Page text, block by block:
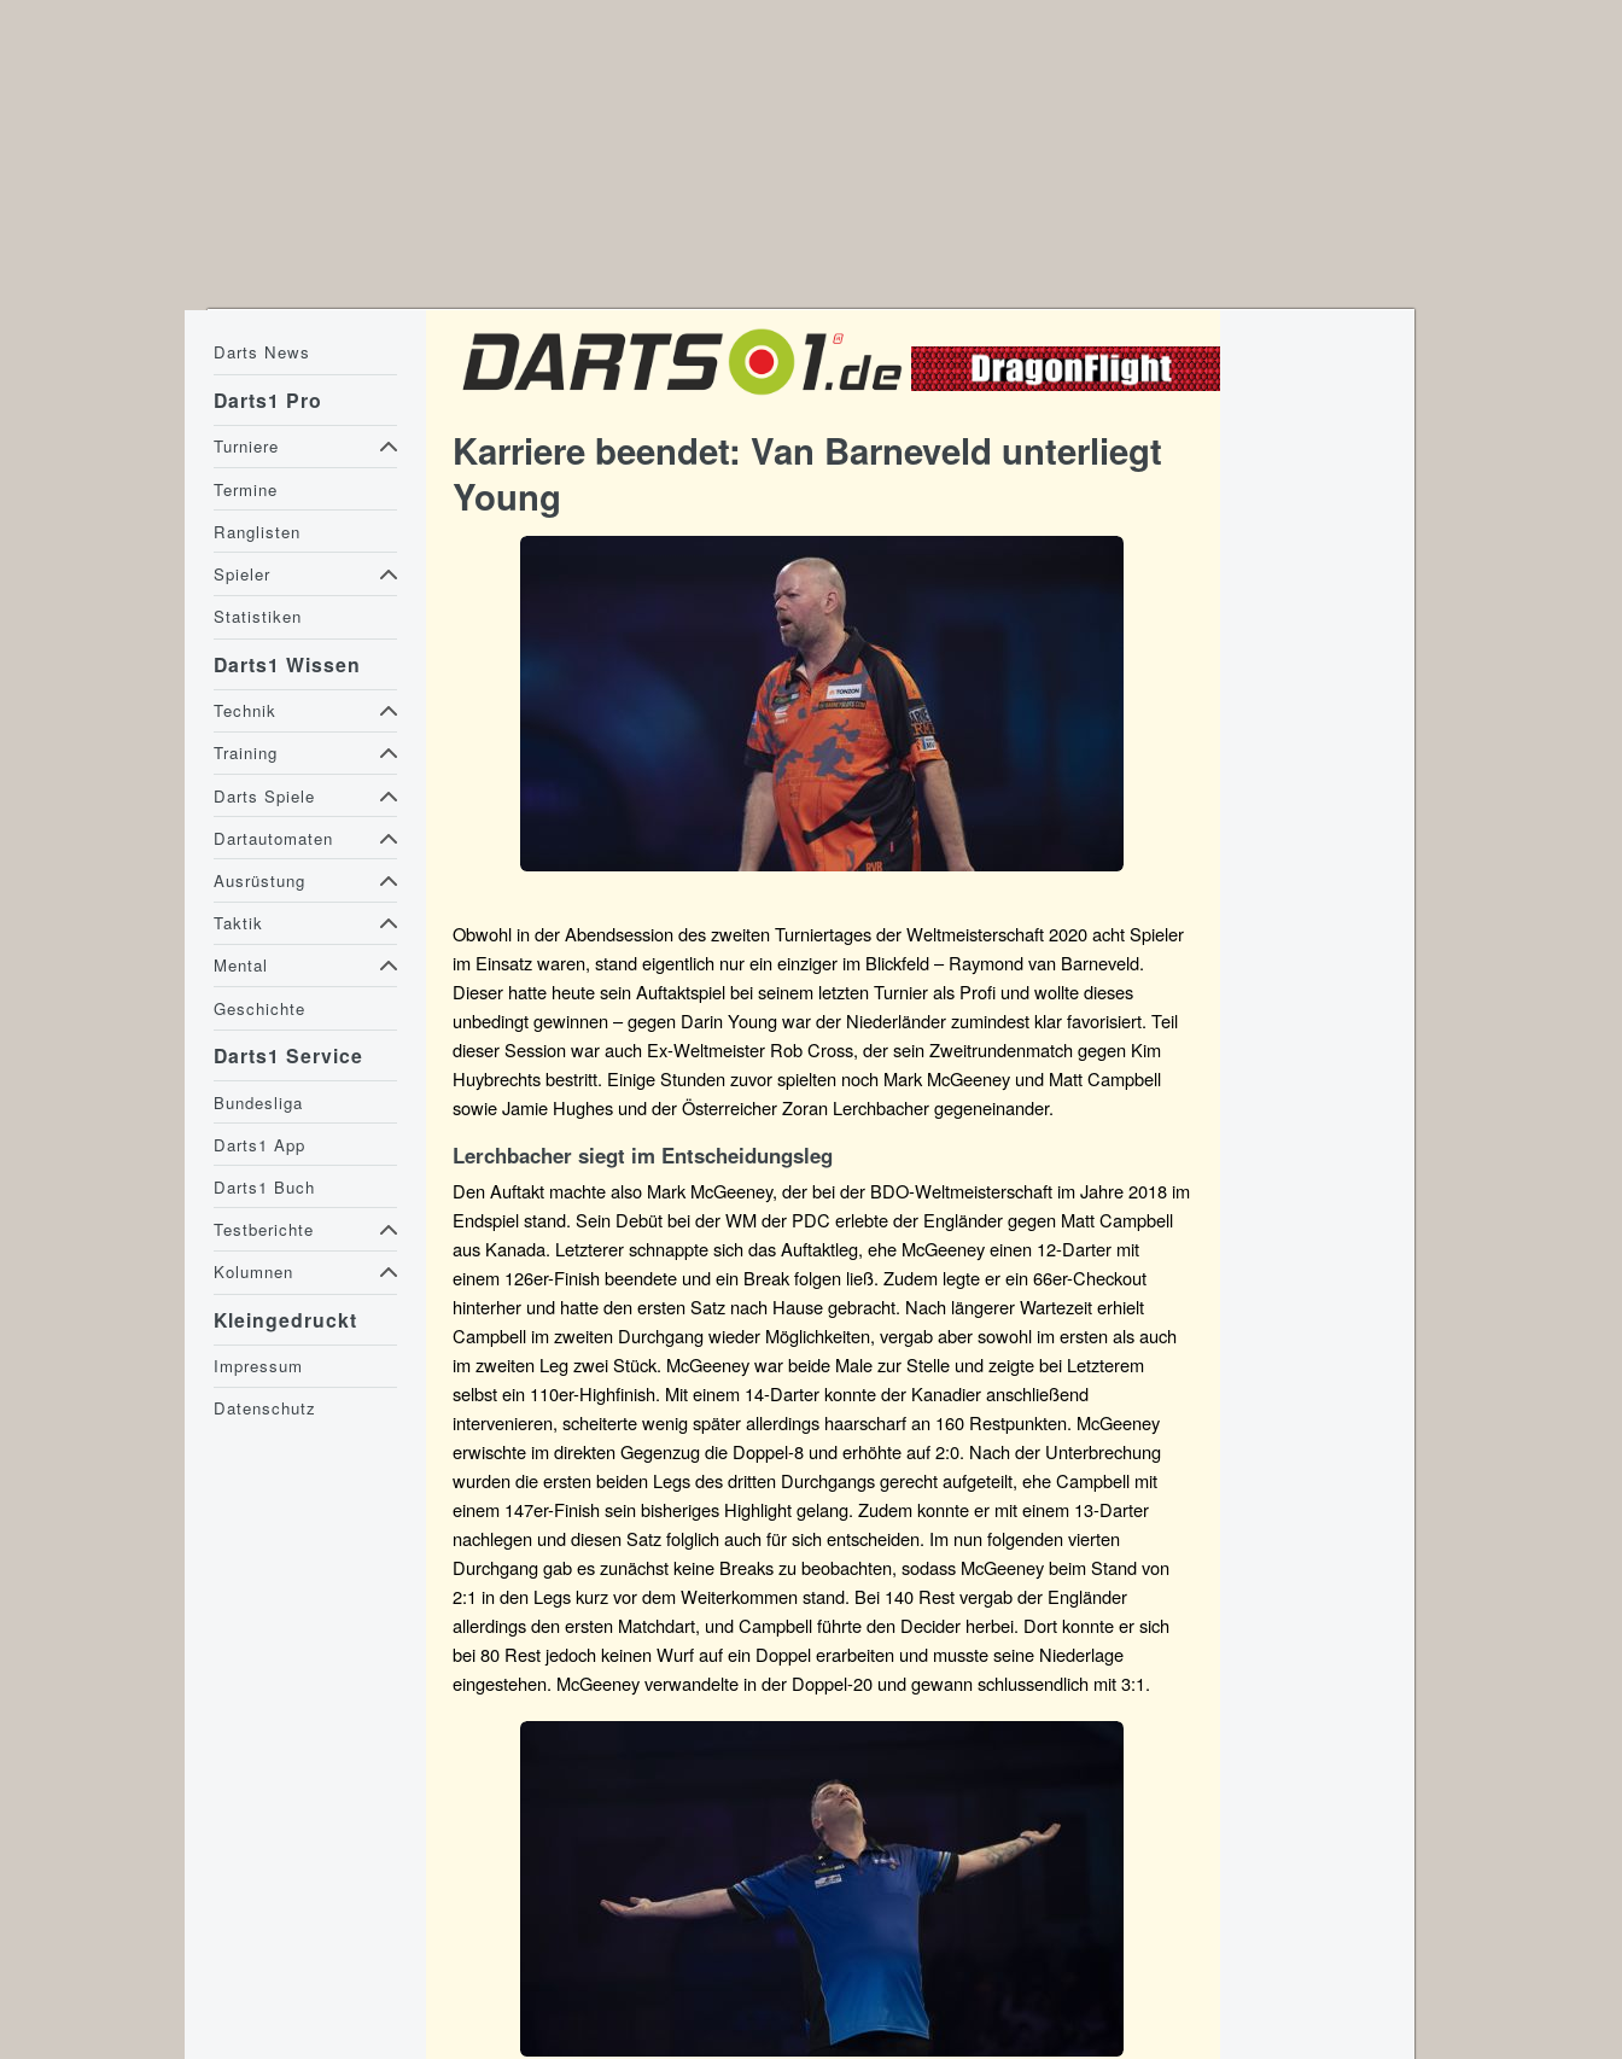
Karriere beendet: Van Barneveld unterliegt
Young
Obwohl in der Abendsession des zweiten Turniertages der Weltmeisterschaft 2020 acht Spieler
im Einsatz waren, stand eigentlich nur ein einziger im Blickfeld – Raymond van Barneveld.
Dieser hatte heute sein Auftaktspiel bei seinem letzten Turnier als Profi und wollte dieses
unbedingt gewinnen – gegen Darin Young war der Niederländer zumindest klar favorisiert. Teil
dieser Session war auch Ex-Weltmeister Rob Cross, der sein Zweitrundenmatch gegen Kim
Huybrechts bestritt. Einige Stunden zuvor spielten noch Mark McGeeney und Matt Campbell
sowie Jamie Hughes und der Österreicher Zoran Lerchbacher gegeneinander.
Lerchbacher siegt im Entscheidungsleg
Den Auftakt machte also Mark McGeeney, der bei der BDO-Weltmeisterschaft im Jahre 2018 im
Endspiel stand. Sein Debüt bei der WM der PDC erlebte der Engländer gegen Matt Campbell
aus Kanada. Letzterer schnappte sich das Auftaktleg, ehe McGeeney einen 12-Darter mit
einem 126er-Finish beendete und ein Break folgen ließ. Zudem legte er ein 66er-Checkout
hinterher und hatte den ersten Satz nach Hause gebracht. Nach längerer Wartezeit erhielt
Campbell im zweiten Durchgang wieder Möglichkeiten, vergab aber sowohl im ersten als auch
im zweiten Leg zwei Stück. McGeeney war beide Male zur Stelle und zeigte bei Letzterem
selbst ein 110er-Highfinish. Mit einem 14-Darter konnte der Kanadier anschließend
intervenieren, scheiterte wenig später allerdings haarscharf an 160 Restpunkten. McGeeney
erwischte im direkten Gegenzug die Doppel-8 und erhöhte auf 2:0. Nach der Unterbrechung
wurden die ersten beiden Legs des dritten Durchgangs gerecht aufgeteilt, ehe Campbell mit
einem 147er-Finish sein bisheriges Highlight gelang. Zudem konnte er mit einem 13-Darter
nachlegen und diesen Satz folglich auch für sich entscheiden. Im nun folgenden vierten
Durchgang gab es zunächst keine Breaks zu beobachten, sodass McGeeney beim Stand von
2:1 in den Legs kurz vor dem Weiterkommen stand. Bei 140 Rest vergab der Engländer
allerdings den ersten Matchdart, und Campbell führte den Decider herbei. Dort konnte er sich
bei 80 Rest jedoch keinen Wurf auf ein Doppel erarbeiten und musste seine Niederlage
eingestehen. McGeeney verwandelte in der Doppel-20 und gewann schlussendlich mit 3:1.
Darts News
Darts1 Pro
Turniere
Termine
Ranglisten
Spieler
Statistiken
Darts1 Wissen
Technik
Training
Darts Spiele
Dartautomaten
Ausrüstung
Taktik
Mental
Geschichte
Darts1 Service
Bundesliga
Darts1 App
Darts1 Buch
Testberichte
Kolumnen
Kleingedruckt
Impressum
Datenschutz